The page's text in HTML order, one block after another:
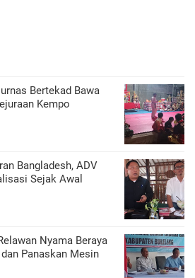
Bertekad Bawa
Kempo
Bangladesh, ADV
Sejak Awal
Nyama Beraya
Panaskan Mesin